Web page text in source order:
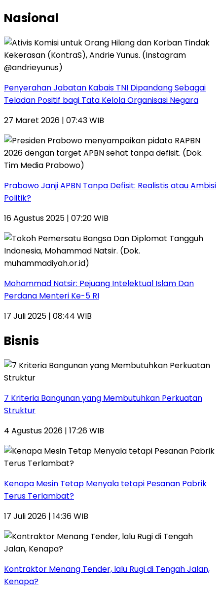
Nasional
Penyerahan Jabatan Kabais TNI Dipandang Sebagai
Teladan Positif bagi Tata Kelola Organisasi Negara
27 Maret 2026 | 07:43 WIB
Prabowo Janji APBN Tanpa Defisit: Realistis atau Ambisi
Politik?
16 Agustus 2025 | 07:20 WIB
Mohammad Natsir: Pejuang Intelektual Islam Dan
Perdana Menteri Ke-5 RI
17 Juli 2025 | 08:44 WIB
Bisnis
7 Kriteria Bangunan yang Membutuhkan Perkuatan
Struktur
4 Agustus 2026 | 17:26 WIB
Kenapa Mesin Tetap Menyala tetapi Pesanan Pabrik
Terus Terlambat?
17 Juli 2026 | 14:36 WIB
Kontraktor Menang Tender, lalu Rugi di Tengah Jalan,
Kenapa?